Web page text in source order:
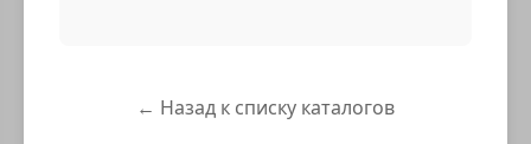
← Назад к списку каталогов